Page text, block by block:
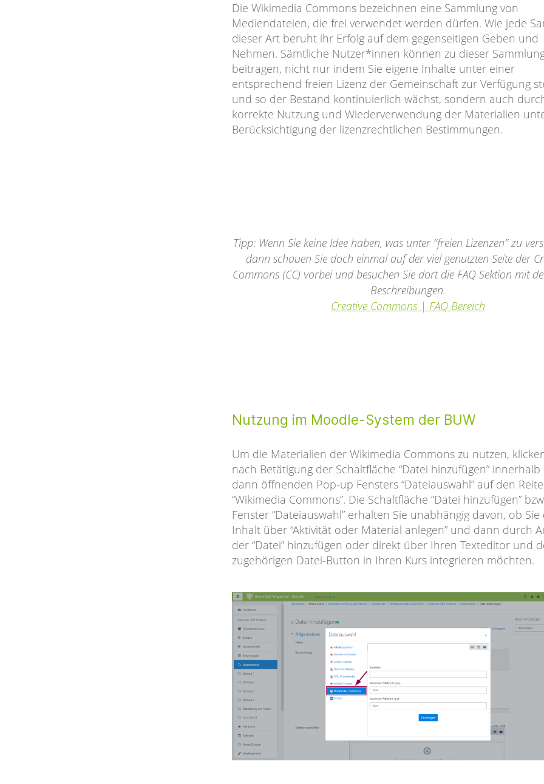
Die Wikimedia Commons bezeichnen eine Sammlung von
Mediendateien, die frei verwendet werden dürfen. Wie jede
dieser Art beruht ihr Erfolg auf dem gegenseitigen Geben und
Nehmen. Sämtliche Nutzer*innen können zu dieser
beitragen, nicht nur indem Sie eigene Inhalte unter einer
entsprechend freien Lizenz der Gemeinschaft zur Verfügung
und so der Bestand kontinuierlich wächst, sondern auch
korrekte Nutzung und Wiederverwendung der Materialien
Berücksichtigung der lizenzrechtlichen Bestimmungen.
Tipp: Wenn Sie keine Idee haben, was unter “freien Lizenzen” zu
dann schauen Sie doch einmal auf der viel genutzten Seite der
Commons (CC) vorbei und besuchen Sie dort die FAQ Sektion mit
Beschreibungen.
Creative Commons | FAQ Bereich
Nutzung im Moodle-System der BUW
Um die Materialien der Wikimedia Commons zu nutzen,
nach Betätigung der Schaltfläche “Datei hinzufügen” innerhalb
dann öffnenden Pop-up Fensters “Dateiauswahl” auf den
“Wikimedia Commons”. Die Schaltfläche “Datei hinzufügen”
Fenster “Dateiauswahl” erhalten Sie unabhängig davon, ob Sie
Inhalt über “Aktivität oder Material anlegen” und dann durch
der “Datei” hinzufügen oder direkt über Ihren Texteditor und
zugehörigen Datei-Button in Ihren Kurs integrieren möchten.